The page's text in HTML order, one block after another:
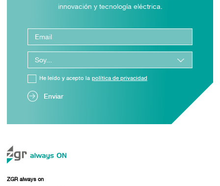
innovación y tecnología eléctrica.
Enviar
He leído y acepto la política de privacidad
ZGR always on